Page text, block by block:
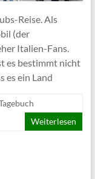
Reise. Als
(der
Italien-Fans.
es bestimmt nicht
es ein Land
Weiterlesen